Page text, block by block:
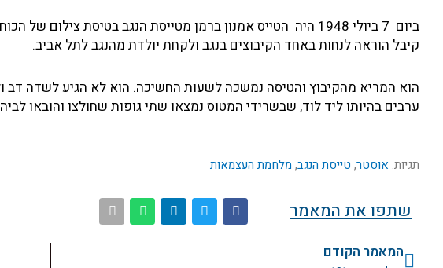
קיבל הוראה לנחות באחד הקיבוצים בנגב ולקחת יולדת מהנגב לתל אביב.
הוא המריא מהקיבוץ והטיסה נמשכה לשעות החשיכה. הוא לא הגיע לשדה דב
ערבים בהיותו ליד לוד, שבשרידי המטוס נמצאו שתי גופות שחולצו והובאו
תגיות: אוסטר, טייסת הנגב,מלחמת העצמאות
שתפו את המאמר
קודם
המאמר הקודם